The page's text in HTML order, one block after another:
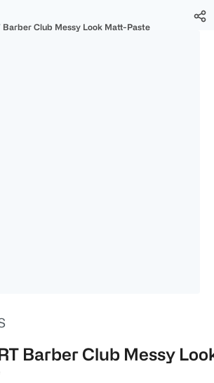
Ös
Ös
Ös
Barber Club Messy Look Matt-Paste
Barber Club Messy